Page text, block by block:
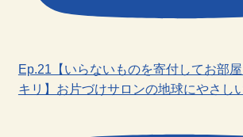
Ep.21【いらないものを寄付してお部
キリ】お片づけサロンの地球にやさし